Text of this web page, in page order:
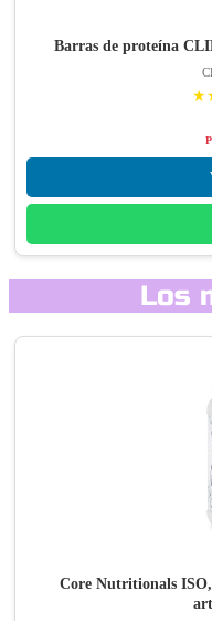
Barras de proteína
Los
Core Nutritionals